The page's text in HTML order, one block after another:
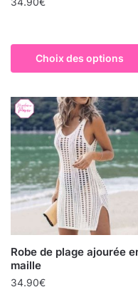
Choix des options
Robe de plage ajourée
maille
34.90€